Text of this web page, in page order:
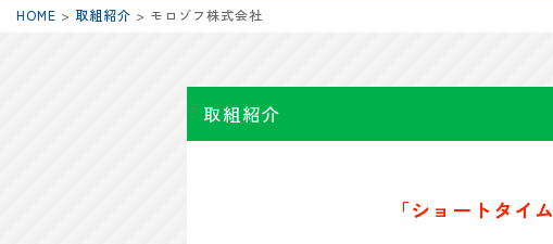
HOME > 取組紹介 > モロゾフ株式会社
取組紹介
「ショートタイ